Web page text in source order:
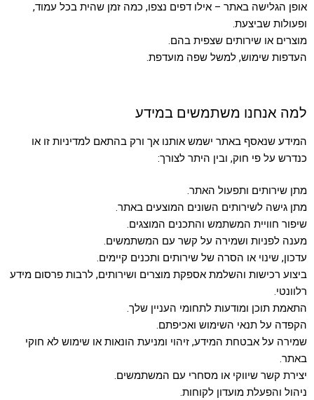
אופן הגלישה באתר – אילו דפים נצפו, כמה זמן שהית בכל עמוד,
ופעולות שביצעת.
מוצרים או שירותים שצפית בהם.
העדפות שימוש, למשל שפה מועדפת.
למה אנחנו משתמשים במידע
המידע שנאסף באתר ישמש אותנו אך ורק בהתאם למדיניות זו או
כנדרש על פי חוק, ובין היתר לצורך:
מתן שירותים ותפעול האתר.
מתן גישה לשירותים השונים המוצעים באתר.
שיפור חוויית המשתמש והתכנים המוצגים.
מענה לפניות ושמירה על קשר עם המשתמשים.
עדכון, שינוי או הסרה של שירותים ותכנים קיימים.
ביצוע רכישות והשלמת אספקת מוצרים ושירותים, לרבות פרסום מידע
רלוונטי.
התאמת תוכן ומודעות לתחומי העניין שלך.
הקפדה על תנאי השימוש ואכיפתם.
שמירה על אבטחת המידע, זיהוי ומניעת הונאות או שימוש לא חוקי
באתר.
יצירת קשר שיווקי או מסחרי עם המשתמשים.
ניהול והפעלת מועדון לקוחות.